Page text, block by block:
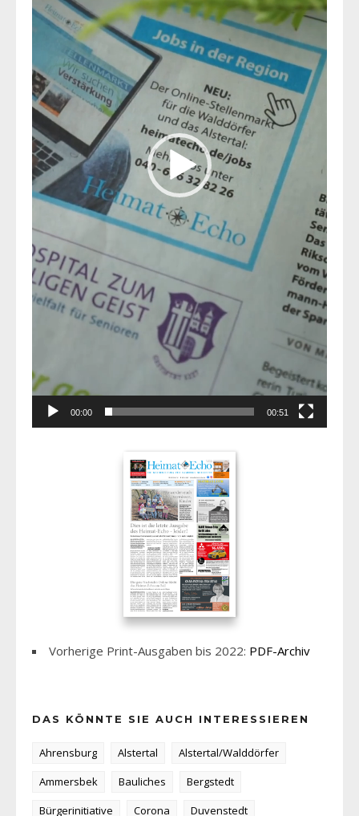
00:00 00:51
Vorherige Print-Ausgaben bis 2022: PDF-Archiv
DAS KÖNNTE SIE AUCH INTERESSIEREN
Ahrensburg Alstertal
Alstertal/Walddörfer
Ammersbek
Bauliches
Bergstedt
Bürgerinitiative
Corona
Duvenstedt